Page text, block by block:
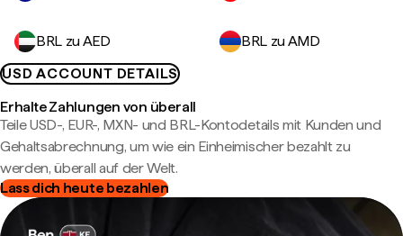
BRL zu AED
BRL zu AMD
USD ACCOUNT DETAILS
Erhalte Zahlungen von überall
Teile USD-, EUR-, MXN- und BRL-Kontodetails mit Kunden und
Gehaltsabrechnung, um wie ein Einheimischer bezahlt zu
werden, überall auf der Welt.
Lass dich heute bezahlen